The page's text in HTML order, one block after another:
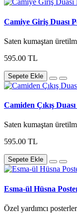
Camiye Giriş Duası
Saten kumaştan
595.00 TL
Sepete Ekle
Camiden Çıkış
Saten kumaştan
595.00 TL
Sepete Ekle
Esma-ül Hüsna
Özel yardımcı